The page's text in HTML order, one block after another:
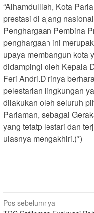
“Alhamdulllah, Kota
prestasi di ajang
Penghargaan Pembina
penghargaan ini
upaya membangun kota
didampingi oleh Kepala
Feri Andri.Dirinya
pelestarian lingkungan
dilakukan oleh seluruh
Pariaman, sebagai
yang tetatp lestari dan
ulasnya mengakhiri.(*)
Navigasi
Pos sebelumnya